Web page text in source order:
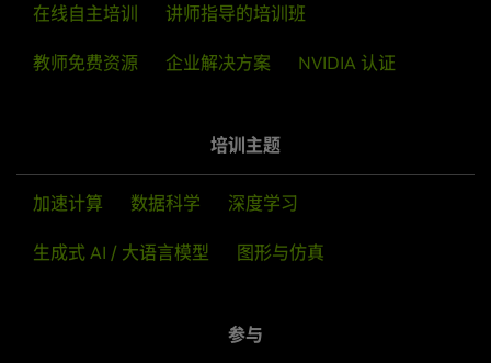
在线自主培训 讲师指导的培训班
教师免费资源 企业解决方案 NVIDIA 认证
培训主题
加速计算 数据科学 深度学习
生成式 AI / 大语言模型 图形与仿真
参与